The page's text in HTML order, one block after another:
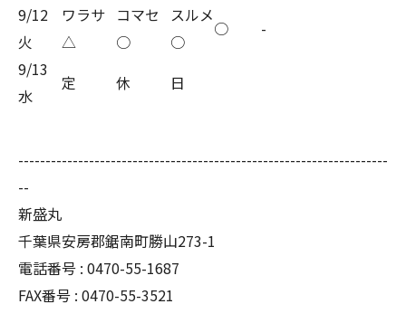
9/12
火
ワラサ
△
コマセ
○
スルメ
○
○
-
9/13
水
定 休 日
--------------------------------------------------------------------
--
新盛丸
千葉県安房郡鋸南町勝山273-1
電話番号 : 0470-55-1687
FAX番号 : 0470-55-3521